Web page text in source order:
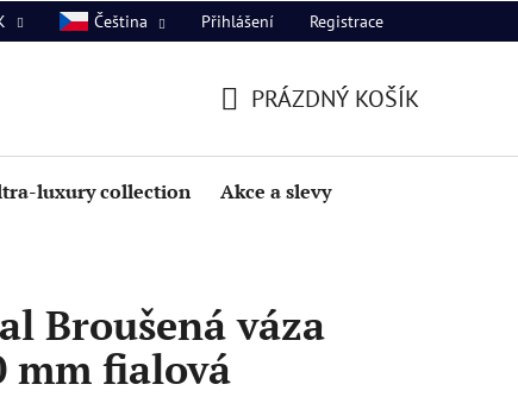
Čeština Přihlášení Registrace
KOŠÍK
PRÁZDNÝ KOŠÍK
luxury collection Akce a slevy
Broušená váza
mm fialová